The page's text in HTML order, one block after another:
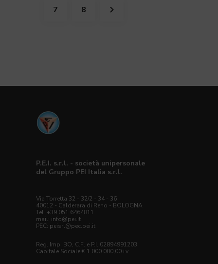
7 8
P.E.I. s.r.l. - società unipersonale
del Gruppo PEI Italia s.r.l.
Via Torretta 32 - 32/2 - 34 - 36
40012 - Calderara di Reno - BOLOGNA
Tel. +39 051 6464811
mail: info@pei.it
PEC: peisrl@pec.pei.it
Reg. Imp. BO, C.F. e P.I. 02894991203
Capitale Sociale € 1.000.000,00 i.v.